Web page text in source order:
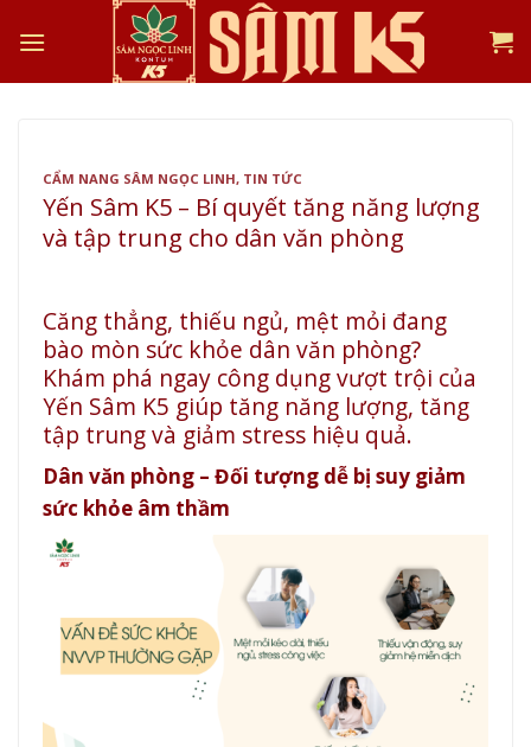
CẨM NANG SÂM NGỌC LINH, TIN TỨC
Yến Sâm K5 – Bí quyết tăng năng lượng
và tập trung cho dân văn phòng
Căng thẳng, thiếu ngủ, mệt mỏi đang
bào mòn sức khỏe dân văn phòng?
Khám phá ngay công dụng vượt trội của
Yến Sâm K5 giúp tăng năng lượng, tăng
tập trung và giảm stress hiệu quả.
Dân văn phòng – Đối tượng dễ bị suy giảm
sức khỏe âm thầm